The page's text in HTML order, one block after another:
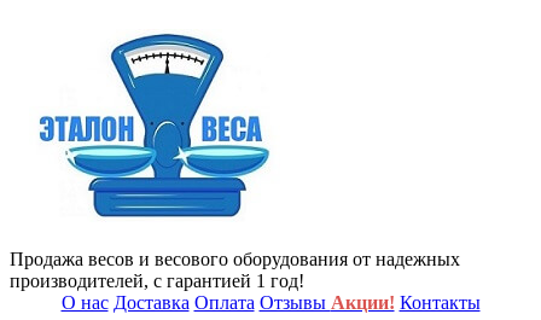
Продажа весов и весового оборудования от надежных
производителей, с гарантией 1 год!
О нас Доставка Оплата Отзывы Акции! Контакты